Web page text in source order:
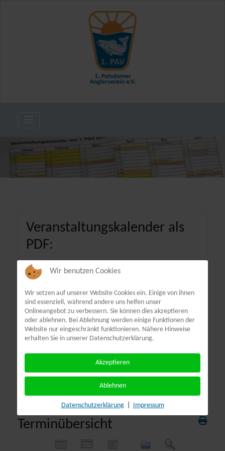
Veranstaltungskalender als
PDF:
Terminübersicht
Wir benutzen Cookies
Wir setzen auf unserer Website Cookies ein. Einige von ihnen
sind essenziell, während andere uns helfen unser
Onlineangebot zu verbessern. Sie können dies akzeptieren
oder ablehnen. Bei Ablehnung werden einige Funktionen der
Website nur eingeschränkt funktionieren. Nähere Hinweise
erhalten Sie in unserer Datenschutzerklärung.
Akzeptieren
Ablehnen
Datenschutzerklärung Impressum